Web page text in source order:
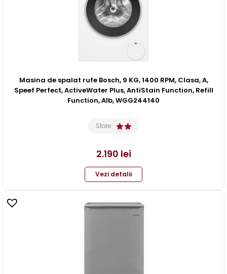
Masina de spalat rufe Bosch, 9 KG, 1400 RPM, Clasa, A,
Speef Perfect, ActiveWater Plus, AntiStain Function, Refill
Function, Alb, WGG244140
Stare:
2.190 lei
Vezi detalii